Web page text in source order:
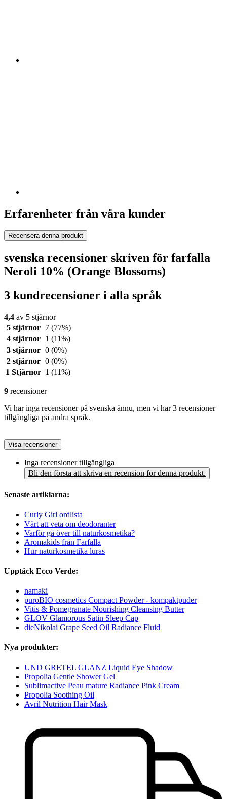
Erfarenheter från våra kunder
Recensera denna produkt
svenska recensioner skriven för farfalla
Neroli 10% (Orange Blossoms)
3 kundrecensioner i alla språk
4,4 av 5 stjärnor
5 stjärnor
7 (77%)
4 stjärnor
1 (11%)
3 stjärnor 0 (0%)
2 stjärnor 0 (0%)
1 Stjärnor 1 (11%)
9 recensioner
Vi har inga recensioner på svenska ännu, men vi har 3 recensioner
tillgängliga på andra språk.
Visa recensioner
Inga recensioner tillgängliga
Bli den första att skriva en recension för denna produkt.
Senaste artiklarna:
Curly Girl ordlista
Värt att veta om deodoranter
Varför gå över till naturkosmetika?
Aromakids från Farfalla
Hur naturkosmetika luras
Upptäck Ecco Verde:
namaki
puroBIO cosmetics Compact Powder - kompaktpuder
Vitis & Pomegranate Nourishing Cleansing Butter
GLOV Glamorous Satin Sleep Cap
dieNikolai Grape Seed Oil Radiance Fluid
Nya produkter:
UND GRETEL GLANZ Liquid Eye Shadow
Propolia Gentle Shower Gel
Sublimactive Peau mature Radiance Pink Cream
Propolia Soothing Oil
Avril Nutrition Hair Mask